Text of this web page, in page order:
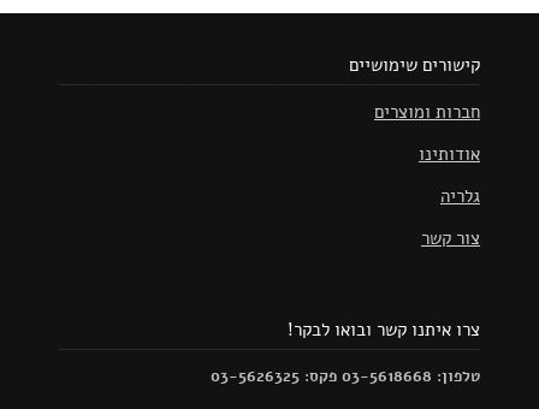
קישורים שימושיים
חברות ומוצרים
אודותינו
גלריה
צור קשר
צרו איתנו קשר ובואו לבקר!
טלפון: 03-5618668 פקס: 03-5626325